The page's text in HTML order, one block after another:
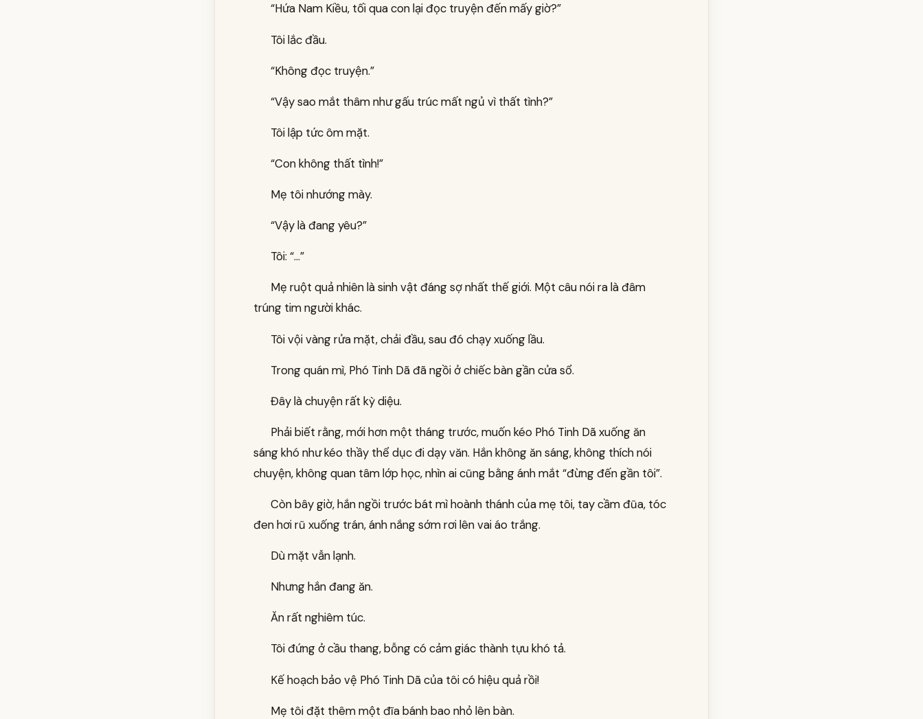
“Hứa Nam Kiều, tối qua con lại đọc truyện đến mấy giờ?”
Tôi lắc đầu.
“Không đọc truyện.”
“Vậy sao mắt thâm như gấu trúc mất ngủ vì thất tình?”
Tôi lập tức ôm mặt.
“Con không thất tình!”
Mẹ tôi nhướng mày.
“Vậy là đang yêu?”
Tôi: “…”
Mẹ ruột quả nhiên là sinh vật đáng sợ nhất thế giới. Một câu nói ra là đâm
trúng tim người khác.
Tôi vội vàng rửa mặt, chải đầu, sau đó chạy xuống lầu.
Trong quán mì, Phó Tinh Dã đã ngồi ở chiếc bàn gần cửa sổ.
Đây là chuyện rất kỳ diệu.
Phải biết rằng, mới hơn một tháng trước, muốn kéo Phó Tinh Dã xuống ăn
sáng khó như kéo thầy thể dục đi dạy văn. Hắn không ăn sáng, không thích nói
chuyện, không quan tâm lớp học, nhìn ai cũng bằng ánh mắt “đừng đến gần tôi”.
Còn bây giờ, hắn ngồi trước bát mì hoành thánh của mẹ tôi, tay cầm đũa, tóc
đen hơi rũ xuống trán, ánh nắng sớm rơi lên vai áo trắng.
Dù mặt vẫn lạnh.
Nhưng hắn đang ăn.
Ăn rất nghiêm túc.
Tôi đứng ở cầu thang, bỗng có cảm giác thành tựu khó tả.
Kế hoạch bảo vệ Phó Tinh Dã của tôi có hiệu quả rồi!
Mẹ tôi đặt thêm một đĩa bánh bao nhỏ lên bàn.